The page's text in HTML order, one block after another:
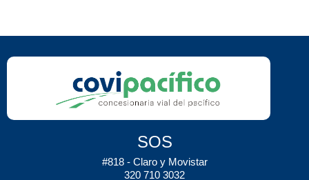
SOS
#818 - Claro y Movistar
320 710 3032